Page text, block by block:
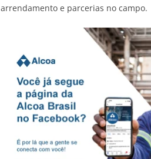
arrendamento e parcerias no campo.